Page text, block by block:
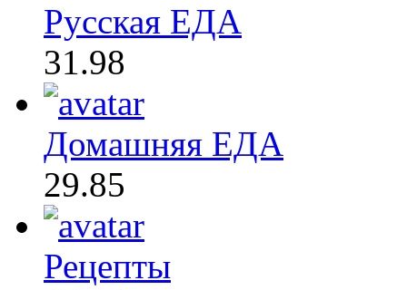
Русская ЕДА
31.98
Домашняя ЕДА
29.85
Рецепты